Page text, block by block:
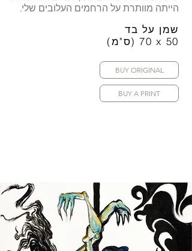
הייתה מוותרת על הרחמים העלובים שלי.
שמן על בד
(ס"מ) 70 x 50
BUY ORIGINAL
BUY A PRINT